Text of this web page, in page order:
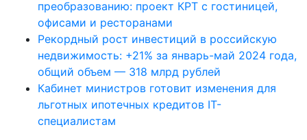
преобразованию: проект КРТ с гостиницей,
офисами и ресторанами
Рекордный рост инвестиций в российскую
недвижимость: +21% за январь-май 2024 года,
общий объем — 318 млрд рублей
Кабинет министров готовит изменения для
льготных ипотечных кредитов IT-
специалистам